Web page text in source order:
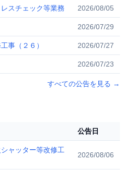
スチェック等業務 2026/08/05
2026/07/29
事（２６） 2026/07/27
2026/07/23
すべての公告を見る →
公告日
ャッター等改修工
2026/08/06